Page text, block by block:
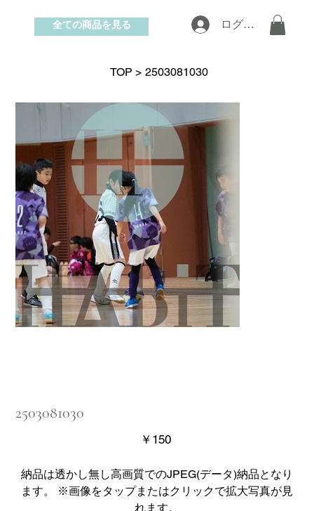
お問い合わせ
ログイン
全ての商品を見る
TOP > 2503081030
2503081030
価
格
￥150
納品は透かし無し高画質でのJPEG(データ)納品となり
ます。 ※画像をタップまたはクリックで拡大写真が見
れます。